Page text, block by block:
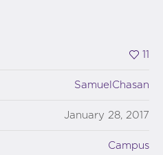
11
SamuelChasan
January 28, 2017
Campus